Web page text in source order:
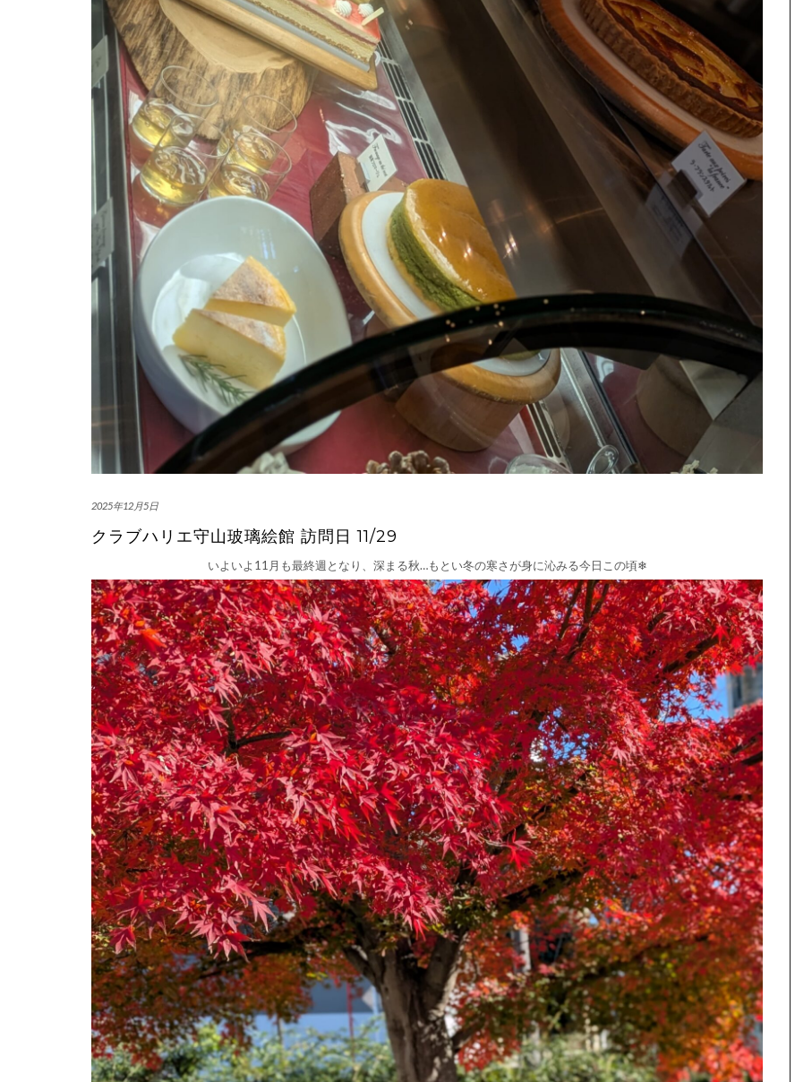
2025年12月5日
クラブハリエ守山玻璃絵館 訪問日 11/29
いよいよ11月も最終週となり、深まる秋…もとい冬の寒さが身に沁みる今日この頃❄